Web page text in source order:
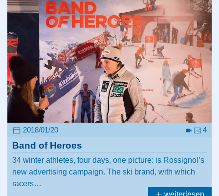
2018/01/20 4
Band of Heroes
34 winter athletes, four days, one picture: is Rossignol’s
new advertising campaign. The ski brand, with which
racers…
weiterlesen